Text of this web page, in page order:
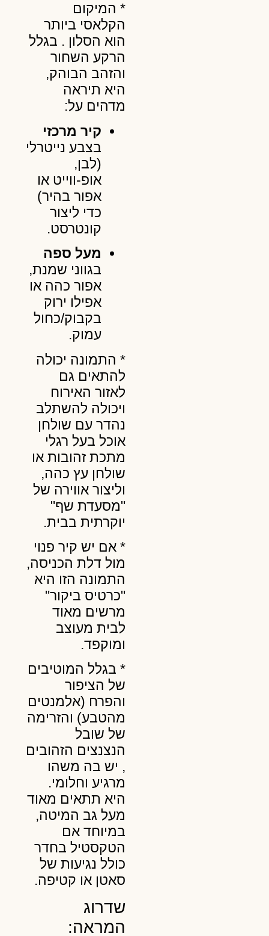
* המיקום
הקלאסי ביותר
הוא הסלון . בגלל
הרקע השחור
והזהב הבוהק,
היא תיראה
מדהים על:
קיר מרכזי
בצבע נייטרלי
(לבן,
אופ-ווייט או
אפור בהיר)
כדי ליצור
קונטרסט.
מעל ספה
בגווני שמנת,
אפור כהה או
אפילו ירוק
בקבוק/כחול
עמוק.
* התמונה יכולה
להתאים גם
לאזור האירוח
ויכולה להשתלב
נהדר עם שולחן
אוכל בעל רגלי
מתכת זהובות או
שולחן עץ כהה,
וליצור אווירה של
"מסעדת שף"
יוקרתית בבית.
* אם יש קיר פנוי
מול דלת הכניסה,
התמונה הזו היא
"כרטיס ביקור"
מרשים מאוד
לבית מעוצב
ומוקפד.
* בגלל המוטיבים
של הציפור
והפרח (אלמנטים
מהטבע) והזרימה
של שובל
הנצנצים הזהובים
, יש בה משהו
מרגיע וחלומי.
היא תתאים מאוד
מעל גב המיטה,
במיוחד אם
הטקסטיל בחדר
כולל נגיעות של
סאטן או קטיפה.
שדרוג
המראה: